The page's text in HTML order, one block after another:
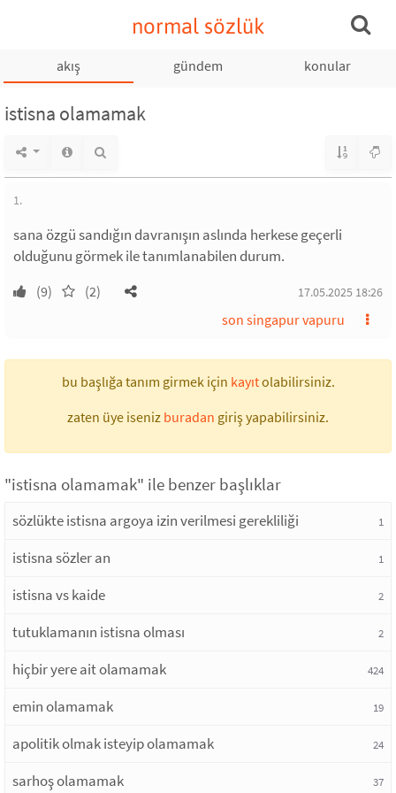
normal sözlük
akış gündem konular
istisna olamamak
1.
sana özgü sandığın davranışın aslında herkese geçerli
olduğunu görmek ile tanımlanabilen durum.
(9) (2) 17.05.2025 18:26
son singapur vapuru
bu başlığa tanım girmek için kayıtolabilirsiniz.
zaten üye iseniz buradan giriş yapabilirsiniz.
"istisna olamamak" ile benzer başlıklar
sözlükte istisna argoya izin verilmesi gerekliliği 1
istisna sözler an 1
istisna vs kaide 2
tutuklamanın istisna olması 2
hiçbir yere ait olamamak 424
emin olamamak 19
apolitik olmak isteyip olamamak 24
sarhoş olamamak 37